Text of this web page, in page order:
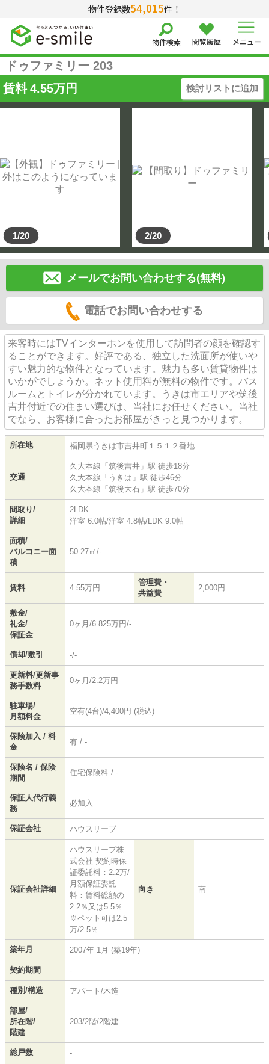
物件登録数54,015件！
物件検索 閲覧履歴 メニュー
ドゥファミリー 203
賃料 4.55万円 検討リストに追加
1/20 2/20
メールでお問い合わせする(無料)
電話でお問い合わせする
来客時にはTVインターホンを使用して訪問者の顔を確認す
ることができます。好評である、独立した洗面所が使いや
すい魅力的な物件となっています。魅力も多い賃貸物件は
いかがでしょうか。ネット使用料が無料の物件です。バス
ルームとトイレが分かれています。うきは市エリアや筑後
吉井付近での住まい選びは、当社にお任せください。当社
でなら、お客様に合ったお部屋がきっと見つかります。
所在地 福岡県 うきは市吉井町 １５１２番地
交通
久大本線 「筑後吉井 」駅 徒歩18分
久大本線 「 うきは 」駅 徒歩46分
久大本線 「筑後大石 」駅 徒歩70分
間取り/
詳細
2LDK
洋室 6.0帖/洋室 4.8帖/LDK 9.0帖
面積/
バルコニー面
積
50.27㎡/-
賃料 4.55万円
管理費・
共益費
2,000円
敷金/
礼金/
保証金
0ヶ月/6.825万円/-
償却/敷引 -/-
更新料/更新事
務手数料
0ヶ月/2.2万円
駐車場/
月額料金
空有(4台)/4,400円 (税込)
保険加入 / 料
金
有 / -
保険名 / 保険
期間
住宅保険料 / -
保証人代行義
務
必加入
保証会社 ハウスリーブ
保証会社詳細
ハウスリーブ株
式会社 契約時保
証委託料：2.2万/
月額保証委託
料：賃料総額の
2.2％又は5.5％
※ペット可は2.5
万/2.5％
向き 南
築年月 2007年 1月 (築19年)
契約期間 -
種別/構造 アパート/木造
部屋/
所在階/
階建
203/2階/2階建
総戸数 -